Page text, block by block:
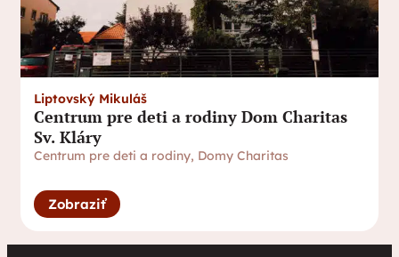
Liptovský Mikuláš
Centrum pre deti a rodiny Dom Charitas
Sv. Kláry
Centrum pre deti a rodiny, Domy Charitas
Zobraziť